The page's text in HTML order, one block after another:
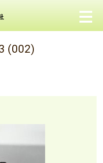
メ
(002)